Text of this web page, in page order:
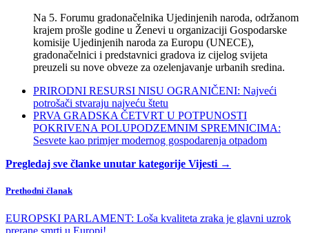
Na 5. Forumu gradonačelnika Ujedinjenih naroda, održanom
krajem prošle godine u Ženevi u organizaciji Gospodarske
komisije Ujedinjenih naroda za Europu (UNECE),
gradonačelnici i predstavnici gradova iz cijelog svijeta
preuzeli su nove obveze za ozelenjavanje urbanih sredina.
PRIRODNI RESURSI NISU OGRANIČENI: Najveći
potrošači stvaraju najveću štetu
PRVA GRADSKA ČETVRT U POTPUNOSTI
POKRIVENA POLUPODZEMNIM SPREMNICIMA:
Sesvete kao primjer modernog gospodarenja otpadom
Pregledaj sve članke unutar kategorije Vijesti →
Prethodni članak
EUROPSKI PARLAMENT: Loša kvaliteta zraka je glavni uzrok
prerane smrti u Europi!